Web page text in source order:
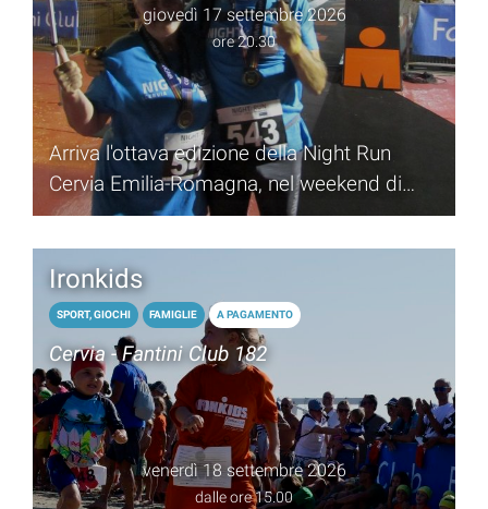
giovedì 17 settembre 2026
ore 20.30
Arriva l'ottava edizione della Night Run
Cervia Emilia-Romagna, nel weekend di
Ironman
Ironkids
SPORT, GIOCHI FAMIGLIE A PAGAMENTO
Cervia - Fantini Club 182
venerdì 18 settembre 2026
dalle ore 15.00